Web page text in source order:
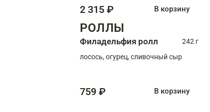
ролл с крабом
2 315 ₽ В корзину
РОЛЛЫ
Филадельфия ролл
242 г
лосось, огурец, сливочный сыр
759 ₽ В корзину